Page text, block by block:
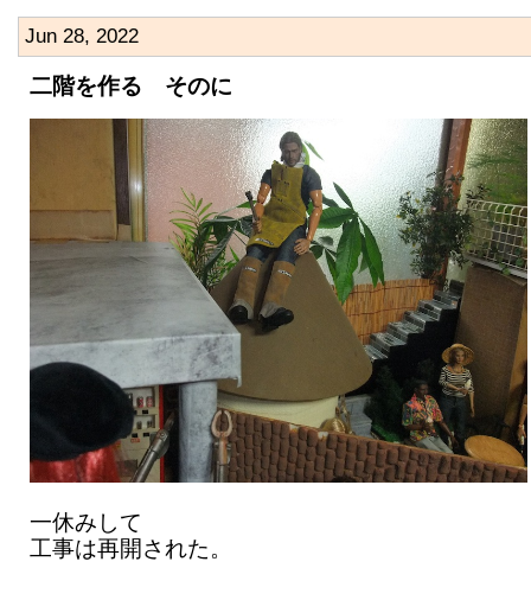
Jun 28, 2022
二階を作る そのに
一休みして
工事は再開された。